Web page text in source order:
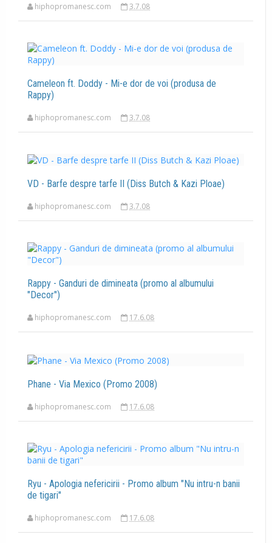
hiphopromanesc.com 3.7.08
Cameleon ft. Doddy - Mi-e dor de voi (produsa de
Rappy)
hiphopromanesc.com 3.7.08
VD - Barfe despre tarfe II (Diss Butch & Kazi Ploae)
hiphopromanesc.com 3.7.08
Rappy - Ganduri de dimineata (promo al albumului
"Decor")
hiphopromanesc.com 17.6.08
Phane - Via Mexico (Promo 2008)
hiphopromanesc.com 17.6.08
Ryu - Apologia nefericirii - Promo album "Nu intru-n banii
de tigari"
hiphopromanesc.com 17.6.08